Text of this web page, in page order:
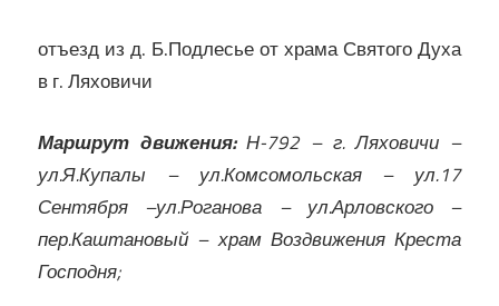
отъезд из д. Б.Подлесье от храма Святого Духа
в г. Ляховичи
Маршрут движения:Н-792 – г. Ляховичи –
ул.Я.Купалы – ул.Комсомольская – ул.17
Сентября –ул.Роганова – ул.Арловского –
пер.Каштановый – храм Воздвижения Креста
Господня;